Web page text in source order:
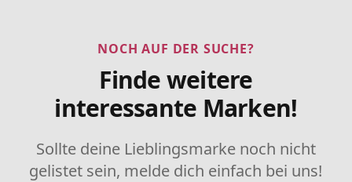
NOCH AUF DER SUCHE?
Finde weitere
interessante Marken!
Sollte deine Lieblingsmarke noch nicht
gelistet sein, melde dich einfach bei uns!